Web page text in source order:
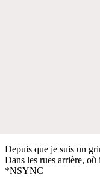
Depuis que je suis un
Dans les rues arrière,
*NSYNC